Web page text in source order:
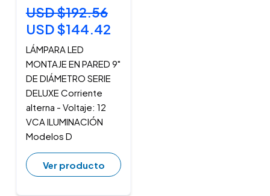
USD $192.56
USD $144.42
LÁMPARA LED
MONTAJE EN PARED 9"
DE DIÁMETRO SERIE
DELUXE Corriente
alterna - Voltaje: 12
VCA ILUMINACIÓN
Modelos D
Ver producto